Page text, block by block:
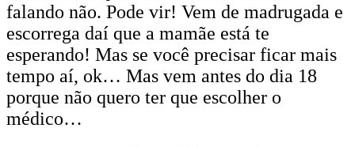
falando não. Pode vir! Vem de madrugada e
escorrega daí que a mamãe está te
esperando! Mas se você precisar ficar mais
tempo aí, ok… Mas vem antes do dia 18
porque não quero ter que escolher o
médico…